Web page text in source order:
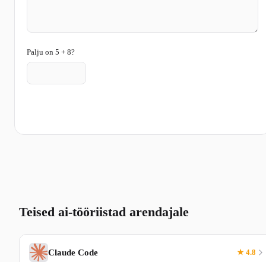
Palju on 5 + 8?
Teised ai-tööriistad arendajale
Claude Code ★ 4.8